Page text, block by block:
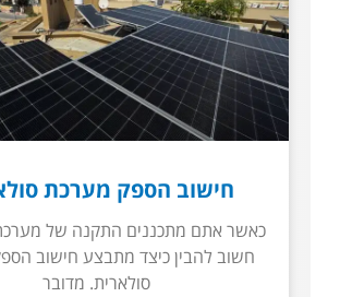
חישוב הספק מערכת
כאשר אתם מתכננים התקנה של
חשוב להבין כיצד מתבצע חישוב
סולארית. מדובר